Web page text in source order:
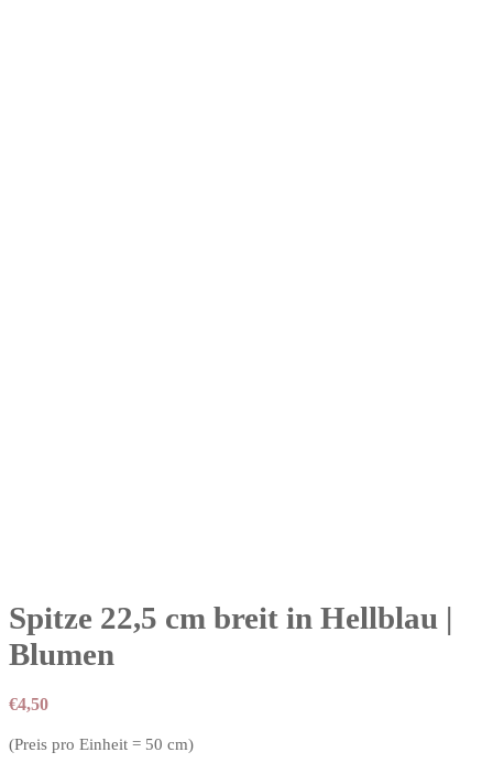
Spitze 22,5 cm breit in Hellblau |
Blumen
€4,50
(Preis pro Einheit = 50 cm)